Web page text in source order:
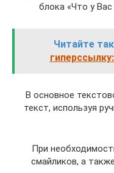
блока «Что у Вас
Читайте
В основное
текст, используя
При
смайликов, а